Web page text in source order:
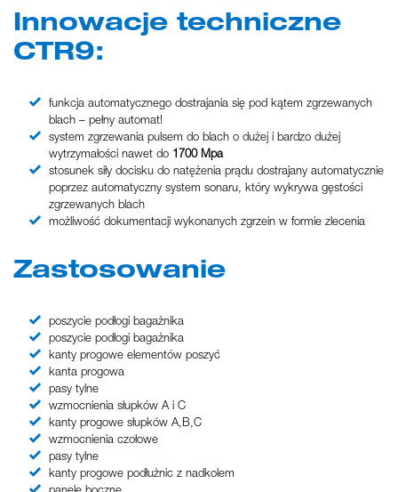
Innowacje techniczne
CTR9:
funkcja automatycznego dostrajania się pod kątem zgrzewanych
blach – pełny automat!
system zgrzewania pulsem do blach o dużej i bardzo dużej
wytrzymałości nawet do 1700 Mpa
stosunek siły docisku do natężenia prądu dostrajany automatycznie
poprzez automatyczny system sonaru, który wykrywa gęstości
zgrzewanych blach
możliwość dokumentacji wykonanych zgrzein w formie zlecenia
Zastosowanie
poszycie podłogi bagażnika
poszycie podłogi bagażnika
kanty progowe elementów poszyć
kanta progowa
pasy tylne
wzmocnienia słupków A i C
kanty progowe słupków A,B,C
wzmocnienia czołowe
pasy tylne
kanty progowe podłużnic z nadkolem